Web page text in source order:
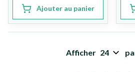
Ajouter au panier
Afficher